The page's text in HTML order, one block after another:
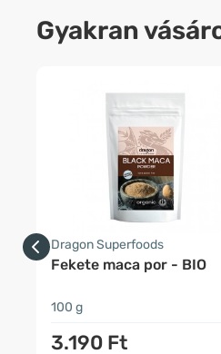
Gyakran
Dragon Superfoods
Fekete maca por - BIO
100 g
3.190 Ft